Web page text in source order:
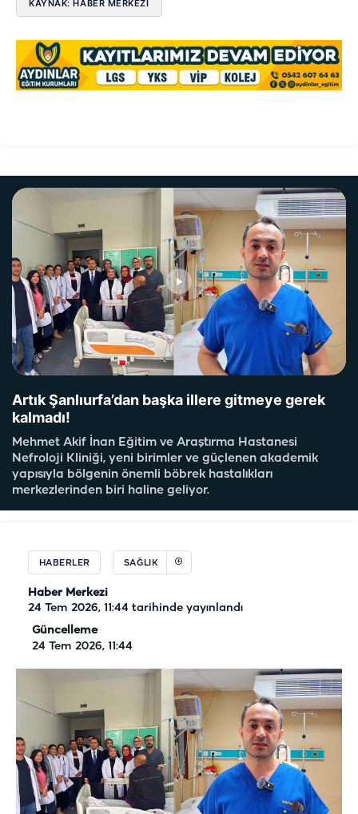
KAYNAK: HABER MERKEZI
Artık Şanlıurfa’dan başka illere gitmeye gerek
kalmadı!
Mehmet Akif İnan Eğitim ve Araştırma Hastanesi
Nefroloji Kliniği, yeni birimler ve güçlenen akademik
yapısıyla bölgenin önemli böbrek hastalıkları
merkezlerinden biri haline geliyor.
HABERLER SAĞLIK
Haber Merkezi
24 Tem 2026, 11:44 tarihinde yayınlandı
Güncelleme
24 Tem 2026, 11:44